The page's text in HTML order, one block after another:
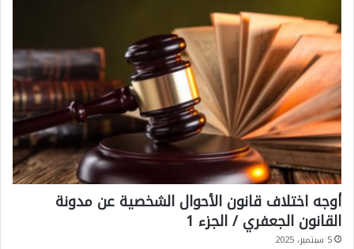
ي
ر
ا
ن
ي
)
ع
ى
ا
ه
د
ة
ل
إ
ب
أوجه اختلاف قانون الأحوال الشخصية عن مدونة
القانون الجعفري / الجزء 1
5 سبتمبر، 2025